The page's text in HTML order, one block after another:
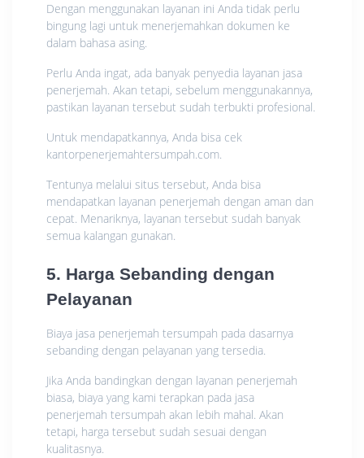
Dengan menggunakan layanan ini Anda tidak perlu
bingung lagi untuk menerjemahkan dokumen ke
dalam bahasa asing.
Perlu Anda ingat, ada banyak penyedia layanan jasa
penerjemah. Akan tetapi, sebelum menggunakannya,
pastikan layanan tersebut sudah terbukti profesional.
Untuk mendapatkannya, Anda bisa cek
kantorpenerjemahtersumpah.com.
Tentunya melalui situs tersebut, Anda bisa
mendapatkan layanan penerjemah dengan aman dan
cepat. Menariknya, layanan tersebut sudah banyak
semua kalangan gunakan.
5. Harga Sebanding dengan
Pelayanan
Biaya jasa penerjemah tersumpah pada dasarnya
sebanding dengan pelayanan yang tersedia.
Jika Anda bandingkan dengan layanan penerjemah
biasa, biaya yang kami terapkan pada jasa
penerjemah tersumpah akan lebih mahal. Akan
tetapi, harga tersebut sudah sesuai dengan
kualitasnya.